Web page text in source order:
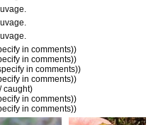
in comments))
in comments))
in comments))
in comments))
caught)
in comments))
in comments))